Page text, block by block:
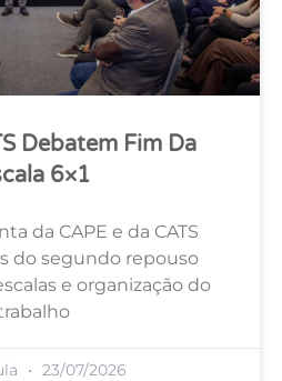
Debatem Fim Da
6×1
da CAPE e da CATS
do segundo repouso
e organização do
23/07/2026